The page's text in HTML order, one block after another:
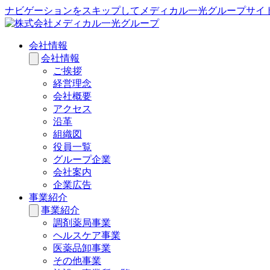
ナビゲーションをスキップしてメディカル一光グループサイ
会社情報
会社情報
ご挨拶
経営理念
会社概要
アクセス
沿革
組織図
役員一覧
グループ企業
会社案内
企業広告
事業紹介
事業紹介
調剤薬局事業
ヘルスケア事業
医薬品卸事業
その他事業